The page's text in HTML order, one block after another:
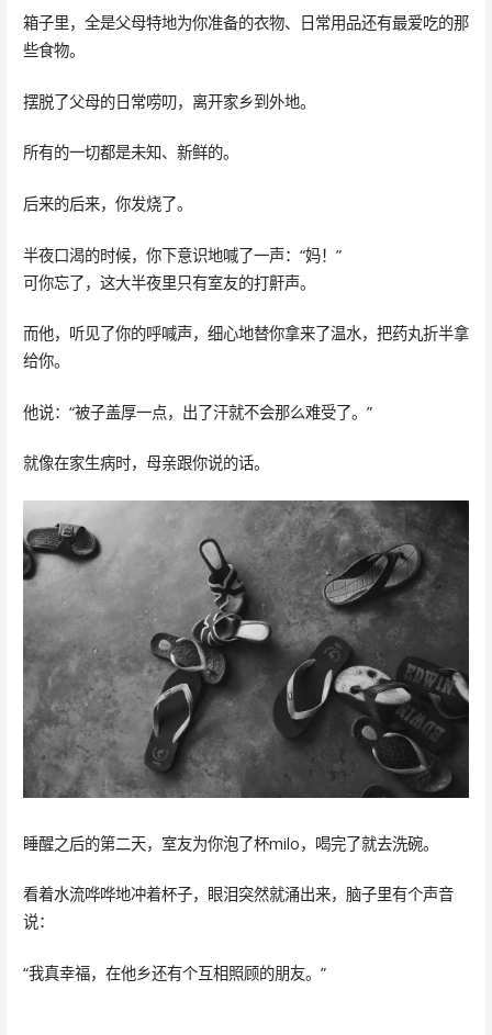
箱子里，全是父母特地为你准备的衣物、日常用品还有最爱吃的那
些食物。
摆脱了父母的日常唠叨，离开家乡到外地。
所有的一切都是未知、新鲜的。
后来的后来，你发烧了。
半夜口渴的时候，你下意识地喊了一声：“妈！”
可你忘了，这大半夜里只有室友的打鼾声。
而他，听见了你的呼喊声，细心地替你拿来了温水，把药丸折半拿
给你。
他说：“被子盖厚一点，出了汗就不会那么难受了。”
就像在家生病时，母亲跟你说的话。
睡醒之后的第二天，室友为你泡了杯milo，喝完了就去洗碗。
看着水流哗哗地冲着杯子，眼泪突然就涌出来，脑子里有个声音
说：
“我真幸福，在他乡还有个互相照顾的朋友。”